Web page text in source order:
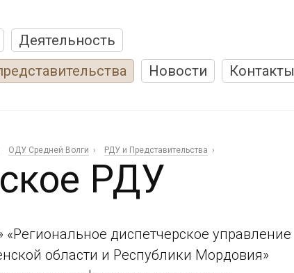
Деятельность
Новости Контакты
ОДУ Средней Волги РДУ и Представительства
РДУ
диспетчерское управление
области и Республики Мордовия»